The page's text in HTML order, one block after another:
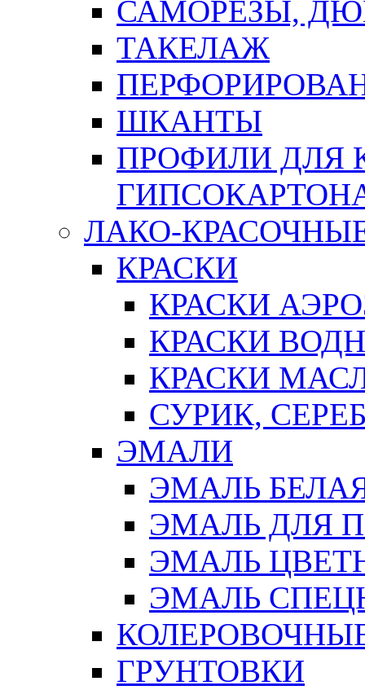
САМОРЕЗЫ,
ТАКЕЛАЖ
ШКАНТЫ
ПРОФИЛИ ДЛЯ
ЛАКО-
КРАСКИ
КРАСКИ
КРАСКИ
КРАСКИ
СУРИК,
ЭМАЛИ
ЭМАЛЬ
ЭМАЛЬ ДЛЯ
ЭМАЛЬ
ЭМАЛЬ
ГРУНТОВКИ